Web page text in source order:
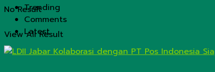
No Result
View All Result
Trending
Comments
Latest